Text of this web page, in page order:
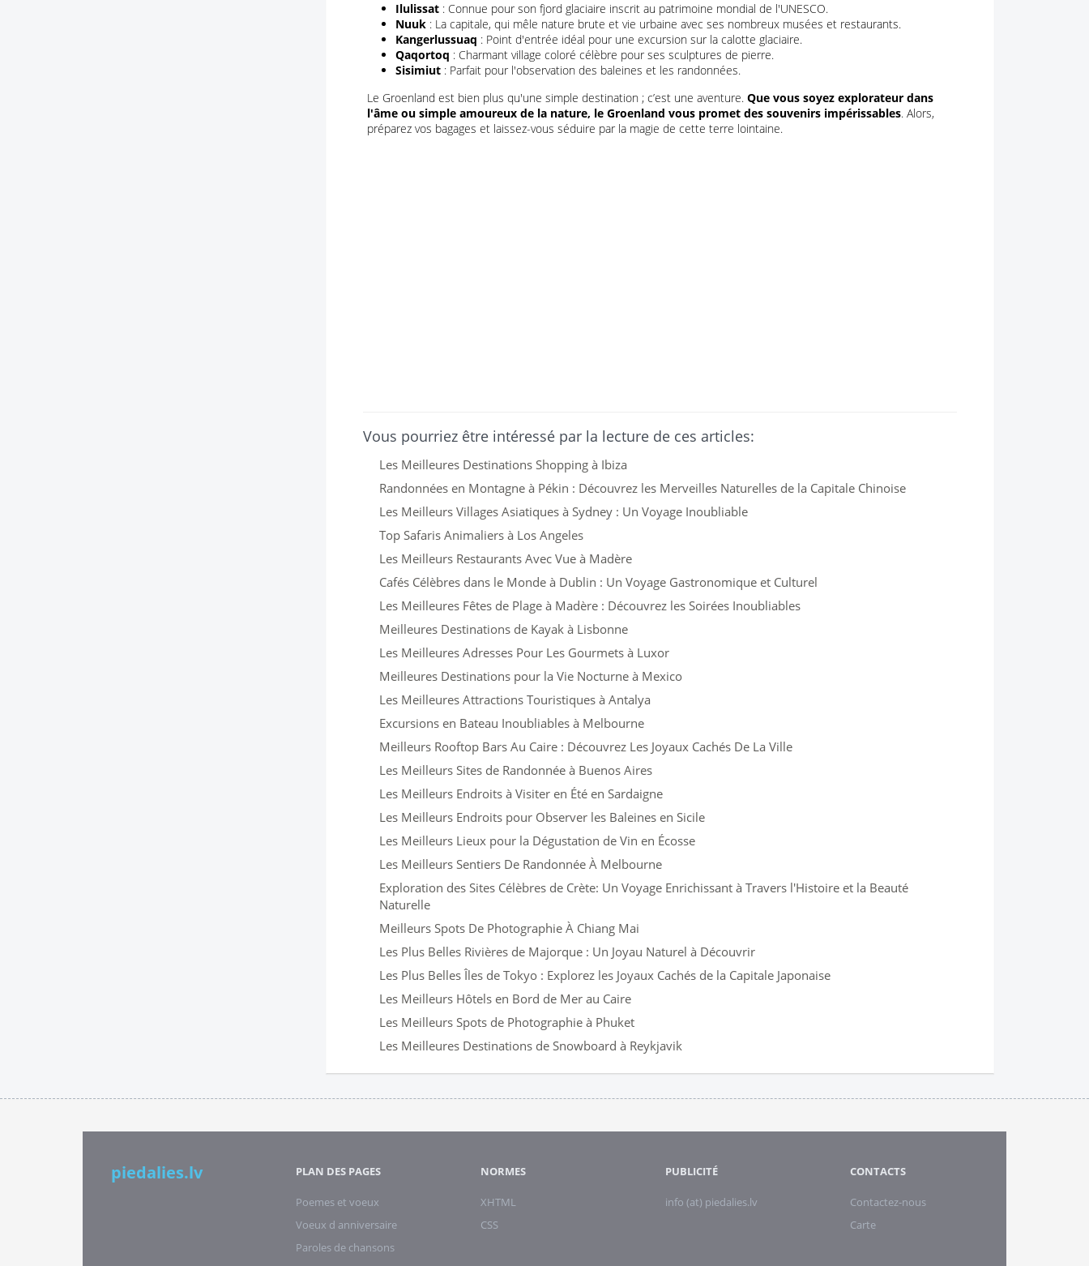
Ilulissat : Connue pour son fjord glaciaire inscrit au patrimoine mondial de l'UNESCO.
Nuuk : La capitale, qui mêle nature brute et vie urbaine avec ses nombreux musées et restaurants.
Kangerlussuaq : Point d'entrée idéal pour une excursion sur la calotte glaciaire.
Qaqortoq : Charmant village coloré célèbre pour ses sculptures de pierre.
Sisimiut : Parfait pour l'observation des baleines et les randonnées.
Le Groenland est bien plus qu'une simple destination ; c’est une aventure. Que vous soyez explorateur dans
l'âme ou simple amoureux de la nature, le Groenland vous promet des souvenirs impérissables. Alors,
préparez vos bagages et laissez-vous séduire par la magie de cette terre lointaine.
Vous pourriez être intéressé par la lecture de ces articles:
Les Meilleures Destinations Shopping à Ibiza
Randonnées en Montagne à Pékin : Découvrez les Merveilles Naturelles de la Capitale Chinoise
Les Meilleurs Villages Asiatiques à Sydney : Un Voyage Inoubliable
Top Safaris Animaliers à Los Angeles
Les Meilleurs Restaurants Avec Vue à Madère
Cafés Célèbres dans le Monde à Dublin : Un Voyage Gastronomique et Culturel
Les Meilleures Fêtes de Plage à Madère : Découvrez les Soirées Inoubliables
Meilleures Destinations de Kayak à Lisbonne
Les Meilleures Adresses Pour Les Gourmets à Luxor
Meilleures Destinations pour la Vie Nocturne à Mexico
Les Meilleures Attractions Touristiques à Antalya
Excursions en Bateau Inoubliables à Melbourne
Meilleurs Rooftop Bars Au Caire : Découvrez Les Joyaux Cachés De La Ville
Les Meilleurs Sites de Randonnée à Buenos Aires
Les Meilleurs Endroits à Visiter en Été en Sardaigne
Les Meilleurs Endroits pour Observer les Baleines en Sicile
Les Meilleurs Lieux pour la Dégustation de Vin en Écosse
Les Meilleurs Sentiers De Randonnée À Melbourne
Exploration des Sites Célèbres de Crète: Un Voyage Enrichissant à Travers l'Histoire et la Beauté
Naturelle
Meilleurs Spots De Photographie À Chiang Mai
Les Plus Belles Rivières de Majorque : Un Joyau Naturel à Découvrir
Les Plus Belles Îles de Tokyo : Explorez les Joyaux Cachés de la Capitale Japonaise
Les Meilleurs Hôtels en Bord de Mer au Caire
Les Meilleurs Spots de Photographie à Phuket
Les Meilleures Destinations de Snowboard à Reykjavik
piedalies.lv PLAN DES PAGES
Poemes et voeux
Voeux d anniversaire
Paroles de chansons
NORMES
XHTML
CSS
PUBLICITÉ
info (at) piedalies.lv
CONTACTS
Contactez-nous
Carte